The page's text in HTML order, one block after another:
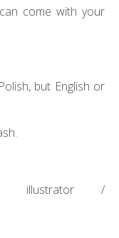
come with your
but English or
illustrator /